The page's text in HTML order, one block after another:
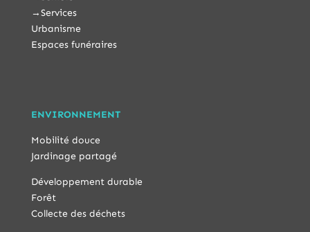
→Services
Urbanisme
Espaces funéraires
ENVIRONNEMENT
Mobilité douce
Jardinage partagé
Développement durable
Forêt
Collecte des déchets